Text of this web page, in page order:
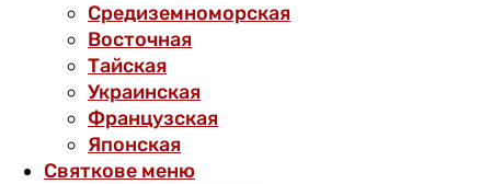
Средиземноморская
Восточная
Тайская
Украинская
Французская
Японская
Святкове меню